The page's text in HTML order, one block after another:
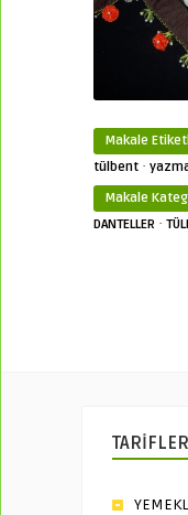
Makale
tülbent ·
Makale
DANTELLER ·
TARİFLER